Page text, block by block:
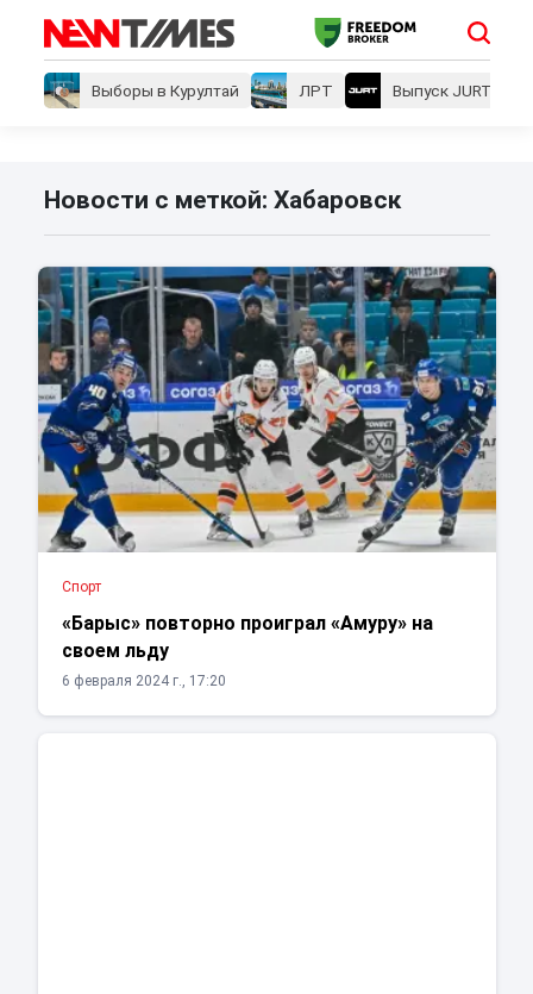
Выборы в Курултай ЛРТ Выпуск JURT
Новости с меткой: Хабаровск
Спорт
«Барыс» повторно проиграл «Амуру» на
своем льду
6 февраля 2024 г., 17:20